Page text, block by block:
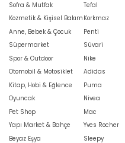
Sofra & Mutfak
Kozmetik & Kişisel Bakım
Anne, Bebek & Çocuk
Süpermarket
Spor & Outdoor
Otomobil & Motosiklet
Kitap, Hobi & Eğlence
Oyuncak
Pet Shop
Yapı Market & Bahçe
Beyaz Eşya
Tefal
Korkmaz
Penti
Süvari
Nike
Adidas
Puma
Nivea
Mac
Yves Rocher
Sleepy